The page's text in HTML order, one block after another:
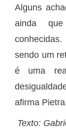
Alguns
ainda
sendo um
é uma
afirma
Texto: